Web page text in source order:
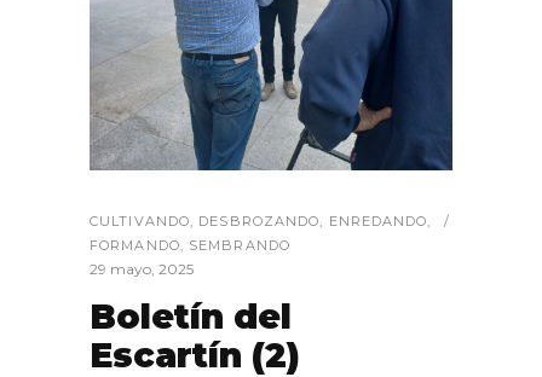
CULTIVANDO, DESBROZANDO, ENREDANDO,
FORMANDO, SEMBRANDO
29 mayo, 2025
Boletín del
Escartín (2)